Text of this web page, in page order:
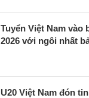
Tuyển Việt Nam vào
2026 với ngôi nhất
U20 Việt Nam đón